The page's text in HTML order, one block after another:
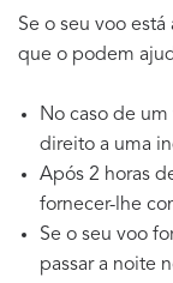
Se o seu voo
que o podem
No caso de um
direito a uma
Após 2 horas
fornecer-lhe
Se o seu voo
passar a noite